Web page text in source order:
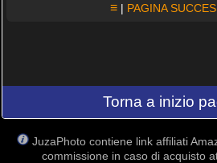
≡ | PAGINA
Torna a inizio
JuzaPhoto contiene link affiliati
commissione in caso di acquisto